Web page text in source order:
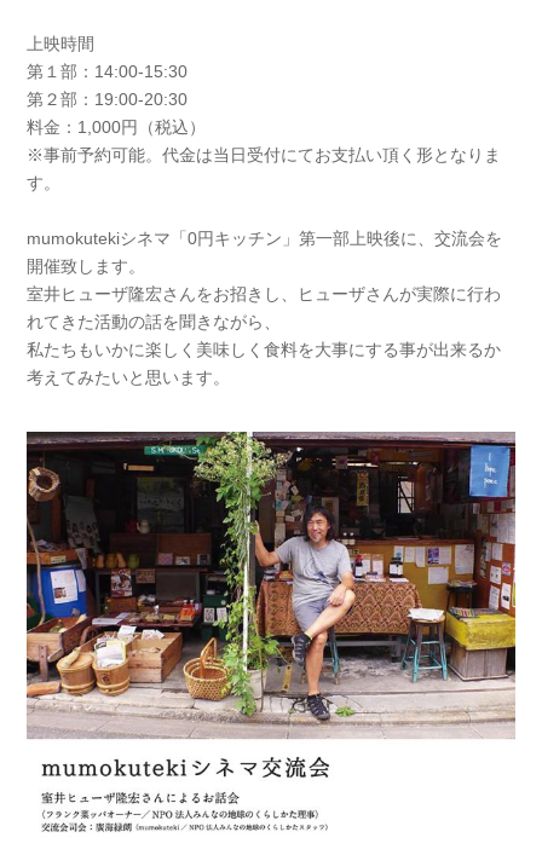
上映時間
第１部：14:00-15:30
第２部：19:00-20:30
料金：1,000円（税込）
※事前予約可能。代金は当日受付にてお支払い頂く形とな りま
す。
mumokutekiシネマ「0円キッチン」第一部上映後に、交流会を
開催致します。
室井ヒューザ隆宏さんをお招きし、ヒューザさんが実際に行わ
れてきた活動の話を聞きながら、
私たちもいかに楽しく美味しく食料を大事にする事が出来るか
考えてみたいと思います。